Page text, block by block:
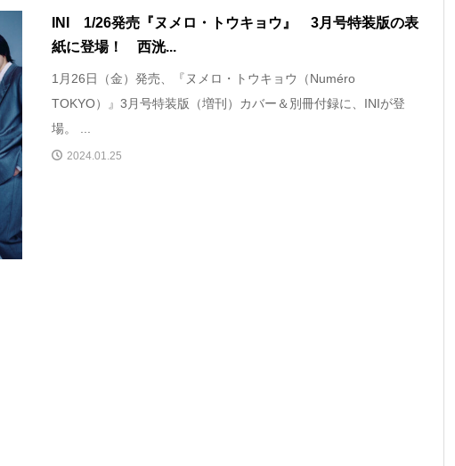
INI 1/26発売『ヌメロ・トウキョウ』 3月号特装版の表
紙に登場！ 西洸...
1月26日（金）発売、『ヌメロ・トウキョウ（Numéro
TOKYO）』3月号特装版（増刊）カバー＆別冊付録に、INIが登
場。 ...
2024.01.25